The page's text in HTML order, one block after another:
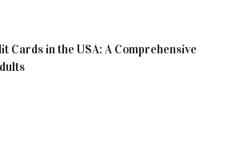
Cards in the USA: A Comprehensive